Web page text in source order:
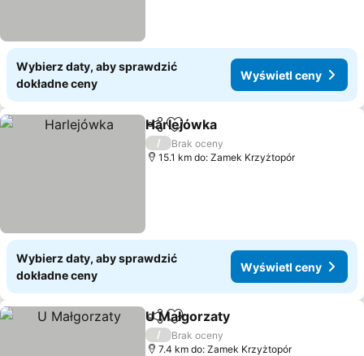
Wybierz daty, aby sprawdzić
dokładne ceny
Wyświetl ceny
Udostępnij
Dodaj do ulubionych
Harlejówka
/
Brak oceny
15.1 km do: Zamek Krzyżtopór
Wybierz daty, aby sprawdzić
dokładne ceny
Wyświetl ceny
Udostępnij
Dodaj do ulubionych
U Małgorzaty
/
Brak oceny
7.4 km do: Zamek Krzyżtopór